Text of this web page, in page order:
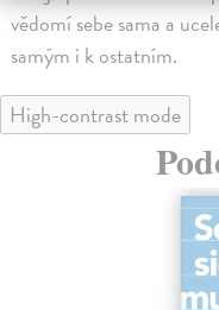
vědomí sebe sama a
samým i k ostatním.
High-contrast mode